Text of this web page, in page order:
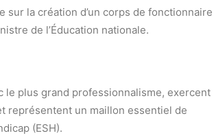
la création d’un corps de fonctionnaire
de l’Éducation nationale.
le plus grand professionnalisme, exercent
représentent un maillon essentiel de
(ESH).